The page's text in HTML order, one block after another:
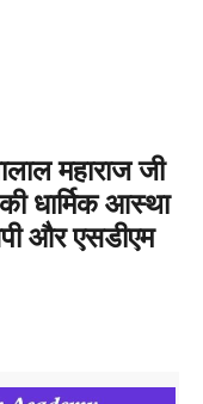
महाराज जी
धार्मिक आस्था
और एसडीएम